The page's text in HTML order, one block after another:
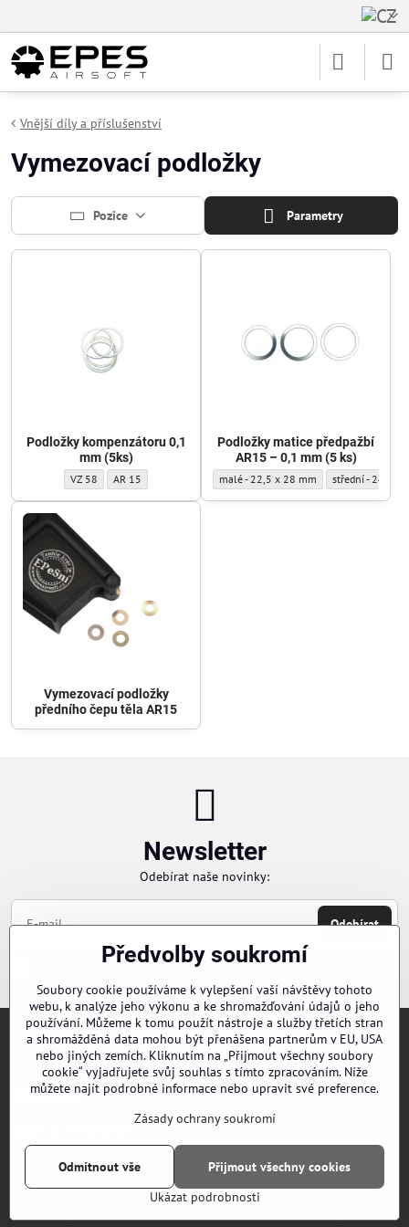
Vnější díly a příslušenství
Vymezovací podložky
Pozice Parametry
Podložky kompenzátoru 0,1
mm (5ks)
Podložky kompenzátoru 0,1 mm (5ks) - Typ podložky:
VZ 58 Podložky kompenzátoru 0,1 mm (5ks) - Typ podložky:
AR 15
Podložky matice předpažbí
AR15 – 0,1 mm (5 ks)
Podložky matice předpažbí AR15 – 0,1
malé - 22,5 x 28 mm Podložky
střední - 24,2 x
Vymezovací podložky
předního čepu těla AR15
Newsletter
Odebírat naše novinky:
Odebírat
Chci se přihlásit k odběru novinek e-mailem
Objednávky
Kontakty
Naši distributoři
©2026CopyrightPředvolby soukromíZásady ochrany soukromí
Vytvořeno systémem:ByznysWeb.cz
Předvolby soukromí
Soubory cookie používáme k vylepšení vaší návštěvy tohoto
webu, k analýze jeho výkonu a ke shromažďování údajů o jeho
používání. Můžeme k tomu použít nástroje a služby třetích stran
a shromážděná data mohou být přenášena partnerům v EU, USA
nebo jiných zemích. Kliknutím na „Přijmout všechny soubory
cookie“ vyjadřujete svůj souhlas s tímto zpracováním. Níže
můžete najít podrobné informace nebo upravit své preference.
Zásady ochrany soukromí
Ukázat podrobnosti
Přijmout všechny cookies
Odmítnout vše